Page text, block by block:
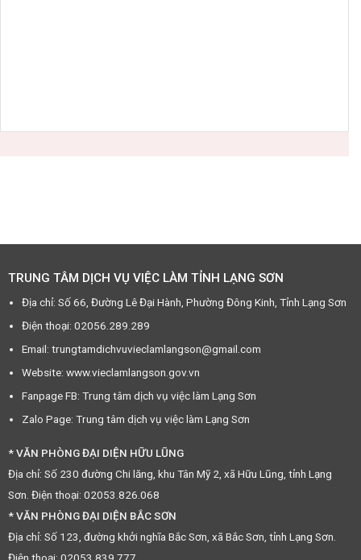
TRUNG TÂM DỊCH VỤ VIỆC LÀM TỈNH LẠNG SƠN
Địa chỉ: Số 66, Đường Lê Đại Hành, Phường Đông Kinh, Tỉnh Lạng Sơn
Điện thoại: 02056.289.289
Email: trungtamdichvuvieclamlangson@gmail.com
Website: www.vieclamlangson.gov.vn
Fanpage FB: Trung tâm dịch vụ việc làm Lạng Sơn
Zalo Page: Trung tâm dịch vụ việc làm Lạng Sơn
* VĂN PHÒNG ĐẠI DIỆN HỮU LŨNG
Địa chỉ: Số 230 đường Chi lăng, khu Tân Mỹ 2, xã Hữu Lũng, tỉnh Lạng
Sơn. Điện thoại: 02053.826.068
* VĂN PHÒNG ĐẠI DIỆN BẮC SƠN
Địa chỉ: Số 123, đường khởi nghĩa Bắc Sơn, xã Bắc Sơn, tỉnh Lạng Sơn.